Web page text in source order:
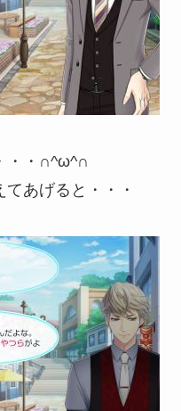
・・∩^ω^∩
あげると・・・